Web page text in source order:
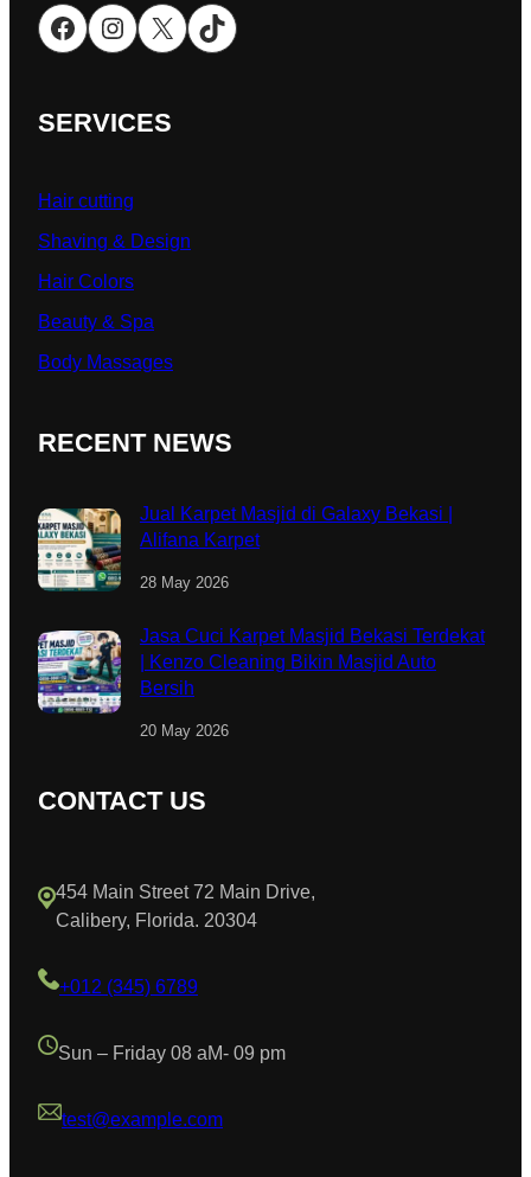
Facebook Instagram X TikTok
SERVICES
Hair cutting
Shaving & Design
Hair Colors
Beauty & Spa
Body Massages
RECENT NEWS
Jual Karpet Masjid di Galaxy Bekasi |
Alifana Karpet
28 May 2026
Jasa Cuci Karpet Masjid Bekasi Terdekat
| Kenzo Cleaning Bikin Masjid Auto
Bersih
20 May 2026
CONTACT US
454 Main Street 72 Main Drive,
Calibery, Florida. 20304
+012 (345) 6789
Sun – Friday 08 aM- 09 pm
test@example.com